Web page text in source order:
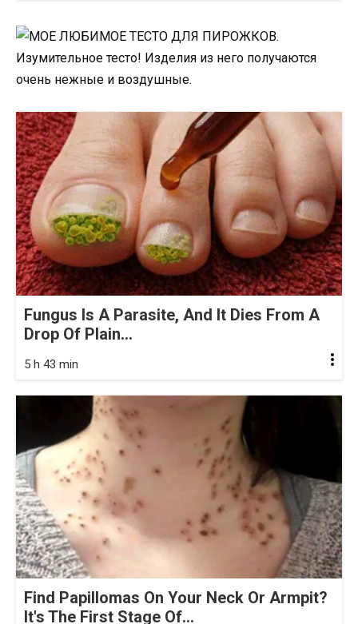
Fungus Is A Parasite, And It Dies From A
Drop Of Plain...
5 h 43 min
Find Papillomas On Your Neck Or Armpit?
It's The First Stage Of...